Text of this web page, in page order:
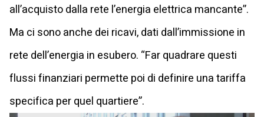
all’acquisto dalla rete l’energia elettrica mancante”.
Ma ci sono anche dei ricavi, dati dall’immissione in
rete dell’energia in esubero. “Far quadrare questi
flussi finanziari permette poi di definire una tariffa
specifica per quel quartiere”.